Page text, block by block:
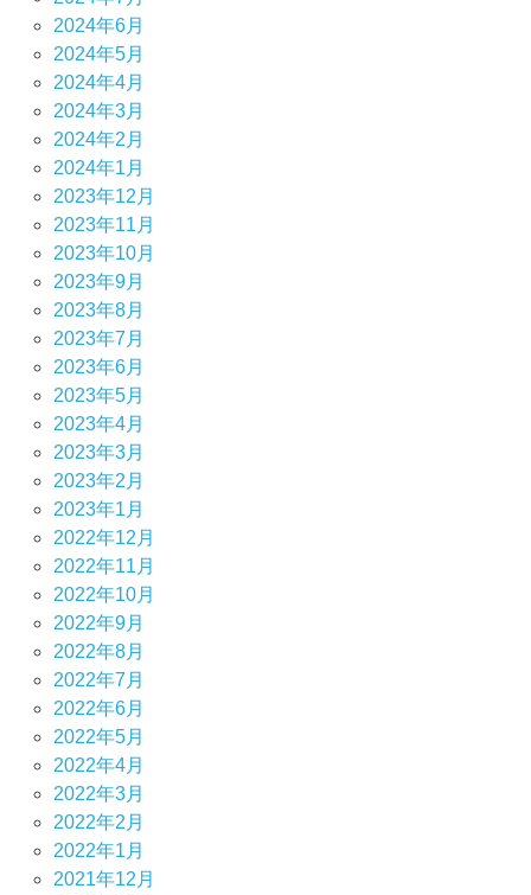
2024年6月
2024年5月
2024年4月
2024年3月
2024年2月
2024年1月
2023年12月
2023年11月
2023年10月
2023年9月
2023年8月
2023年7月
2023年6月
2023年5月
2023年4月
2023年3月
2023年2月
2023年1月
2022年12月
2022年11月
2022年10月
2022年9月
2022年8月
2022年7月
2022年6月
2022年5月
2022年4月
2022年3月
2022年2月
2022年1月
2021年12月